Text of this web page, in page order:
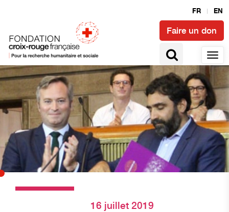
FR EN
Faire un don
16 juillet 2019